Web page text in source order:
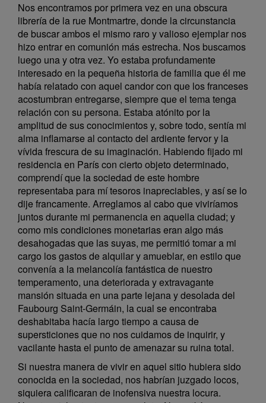
Nos encontramos por primera vez en una obscura
librería de la rue Montmartre, donde la circunstancia
de buscar ambos el mismo raro y valioso ejemplar nos
hizo entrar en comunión más estrecha. Nos buscamos
luego una y otra vez. Yo estaba profundamente
interesado en la pequeña historia de familia que él me
había relatado con aquel candor con que los franceses
acostumbran entregarse, siempre que el tema tenga
relación con su persona. Estaba atónito por la
amplitud de sus conocimientos y, sobre todo, sentía mi
alma inflamarse al contacto del ardiente fervor y la
vívida frescura de su imaginación. Habiendo fijado mi
residencia en París con cierto objeto determinado,
comprendí que la sociedad de este hombre
representaba para mí tesoros inapreciables, y así se lo
dije francamente. Arreglamos al cabo que viviríamos
juntos durante mi permanencia en aquella ciudad; y
como mis condiciones monetarias eran algo más
desahogadas que las suyas, me permitió tomar a mi
cargo los gastos de alquilar y amueblar, en estilo que
convenía a la melancolía fantástica de nuestro
temperamento, una deteriorada y extravagante
mansión situada en una parte lejana y desolada del
Faubourg Saint-Germáin, la cual se encontraba
deshabitaba hacía largo tiempo a causa de
supersticiones que no nos cuidamos de inquirir, y
vacilante hasta el punto de amenazar su ruina total.
Si nuestra manera de vivir en aquel sitio hubiera sido
conocida en la sociedad, nos habrían juzgado locos,
siquiera calificaran de inofensiva nuestra locura.